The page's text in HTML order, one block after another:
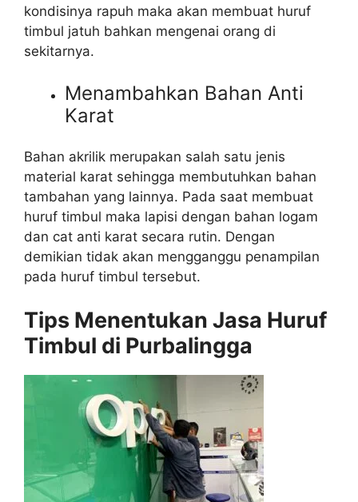
kondisinya rapuh maka akan membuat huruf
timbul jatuh bahkan mengenai orang di
sekitarnya.
Menambahkan Bahan Anti
Karat
Bahan akrilik merupakan salah satu jenis
material karat sehingga membutuhkan bahan
tambahan yang lainnya. Pada saat membuat
huruf timbul maka lapisi dengan bahan logam
dan cat anti karat secara rutin. Dengan
demikian tidak akan mengganggu penampilan
pada huruf timbul tersebut.
Tips Menentukan Jasa Huruf
Timbul di Purbalingga